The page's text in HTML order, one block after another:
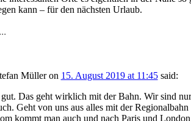
kann – für den nächsten Urlaub.
Mülleron 15. August 2019 at 11:45 said:
gut. Das geht wirklich mit der Bahn. Wir sind
Geht von uns aus alles mit der
kommt man auch und nach Paris und